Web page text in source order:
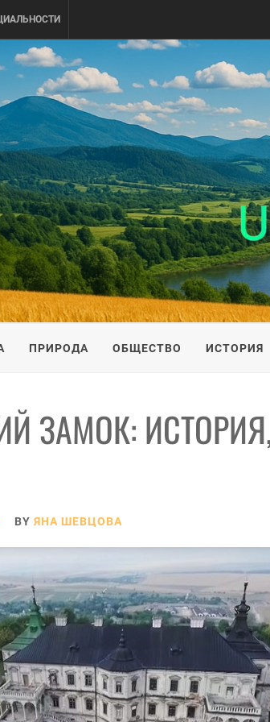
IS
ПРИРОДА ОБЩЕСТВО ИСТОРИЯ
ЗАМОК:
BY ЯНА ШЕВЦОВА